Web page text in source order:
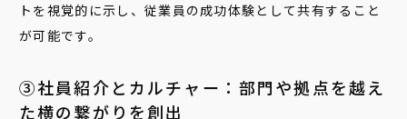
トを視覚的に示し、従業員の成功体験として共有すること
が可能です。
③社員紹介とカルチャー：部門や拠点を越え
た横の繋がりを創出